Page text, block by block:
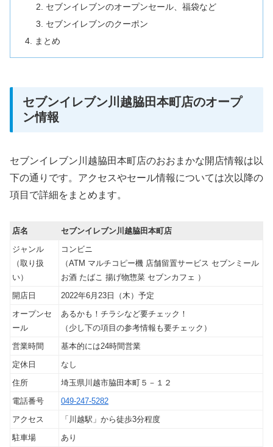
セブンイレブンのオープンセール、福袋など
セブンイレブンのクーポン
まとめ
セブンイレブン川越脇田本町店のオープ
ン情報
セブンイレブン川越脇田本町店のおおまかな開店情報は以
下の通りです。アクセスやセール情報については次以降の
項目で詳細をまとめます。
店名
セブンイレブン川越脇田本町店
ジャンル
（取り扱
い）
コンビニ
（ATM マルチコピー機 店舗留置サービス セブンミール
お酒 たばこ 揚げ物惣菜 セブンカフェ ）
開店日
2022年6月23日（木）予定
オープンセ
ール
あるかも！チラシなど要チェック！
（少し下の項目の参考情報も要チェック）
営業時間
基本的には24時間営業
定休日
なし
住所
埼玉県川越市脇田本町５－１２
電話番号
049-247-5282
アクセス
「川越駅」から徒歩3分程度
駐車場
あり